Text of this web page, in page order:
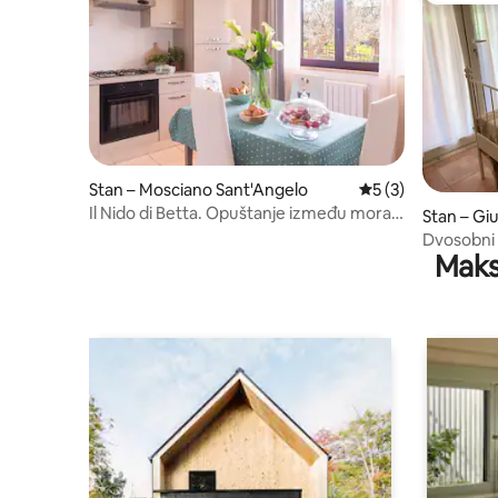
Stan – Mosciano Sant'Angelo Prosječna
5 (3)
Il Nido di Betta. Opuštanje između mora i
Stan –